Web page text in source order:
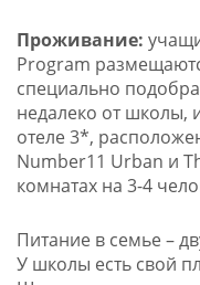
Проживание:
Program
специально
недалеко от школы,
отеле 3*,
Number11 Urban и
комнатах на 3-4
Питание в семье –
У школы есть свой